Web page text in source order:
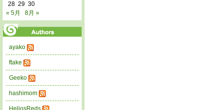
28 29 30
« 5月
8月 »
ayako
ftake
Geeko
hashimom
HeliosReds